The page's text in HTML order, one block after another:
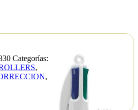
Categorías:
,
,